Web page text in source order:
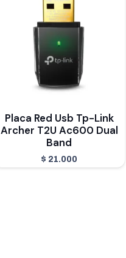
Placa Red Usb Tp-Link
Archer T2U Ac600 Dual
Band
$ 21.000